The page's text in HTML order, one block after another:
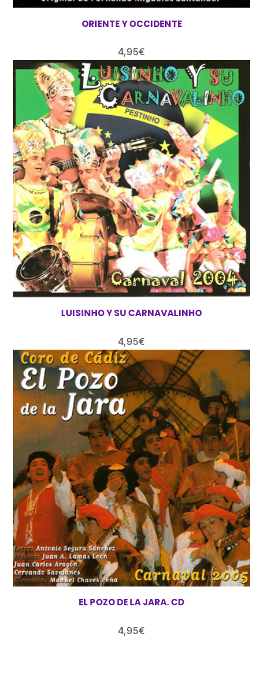
ORIENTE Y OCCIDENTE
4,95€
LUISINHO Y SU CARNAVALINHO
4,95€
EL POZO DE LA JARA. CD
4,95€